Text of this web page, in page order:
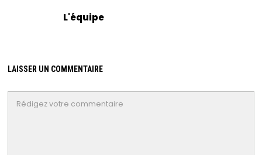
L'équipe
LAISSER UN COMMENTAIRE